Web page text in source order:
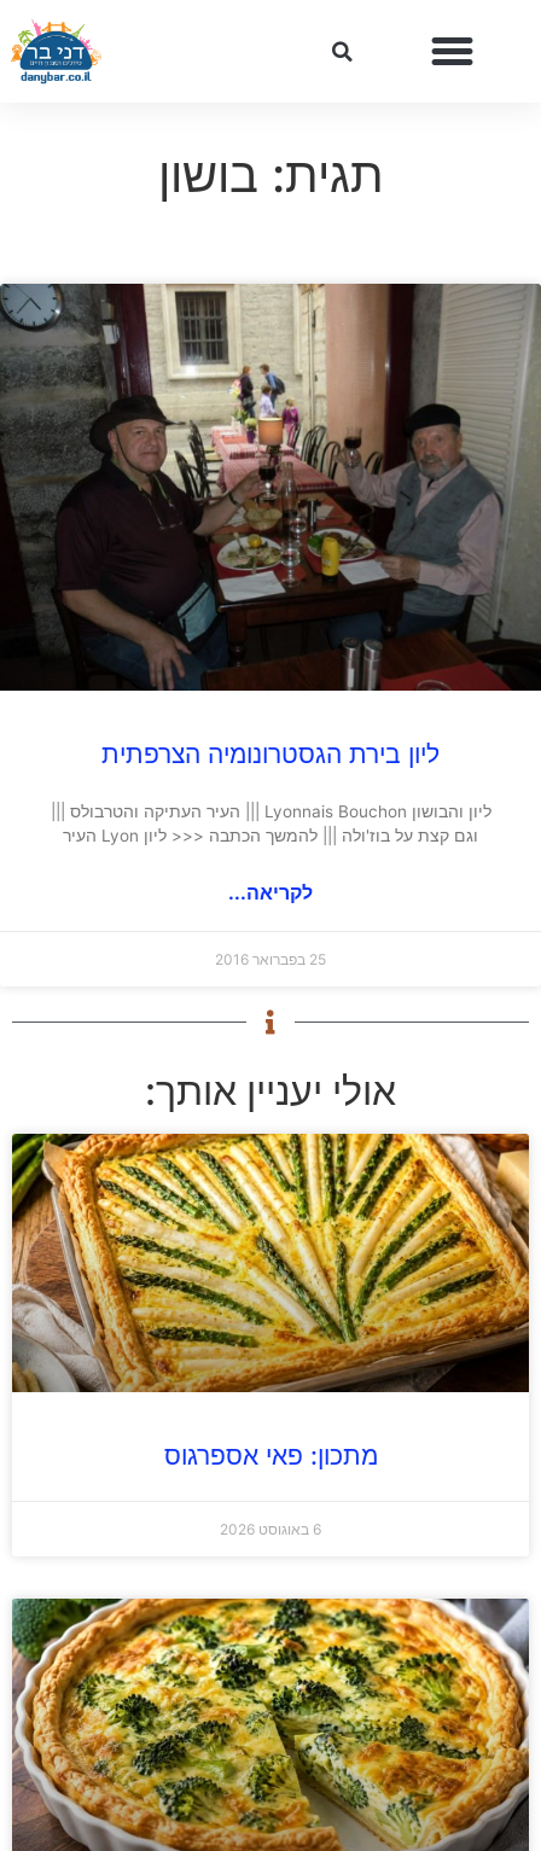
תגית: בושון
ליון בירת הגסטרונומיה הצרפתית
ליון והבושון Lyonnais Bouchon ||| העיר העתיקה והטרבולס |||
וגם קצת על בוז'ולה ||| להמשך הכתבה <<< ליון Lyon העיר
לקריאה...
25 בפברואר 2016
אולי יעניין אותך:
מתכון: פאי אספרגוס
6 באוגוסט 2026